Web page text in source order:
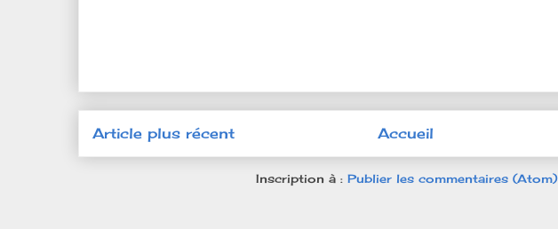
Article plus récent Accueil
Inscription à : Publier les commentaires (Atom)